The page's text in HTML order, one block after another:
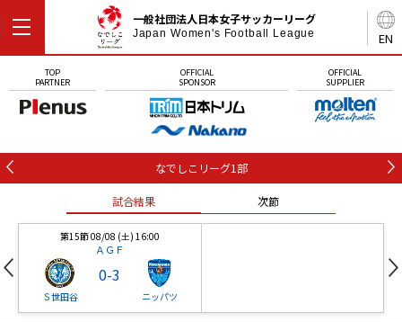
EN
一般社団法人日本女子サッカーリーグ
Japan Women's Football League
TOP
PARTNER
OFFICIAL
SPONSOR
OFFICIAL
SUPPLIER
なでしこリーグ1部
試合結果 次節
第15節 08/08 (土) 16:00
ＡＧＦ
Ｓ世田谷
0-3
ニッパツ